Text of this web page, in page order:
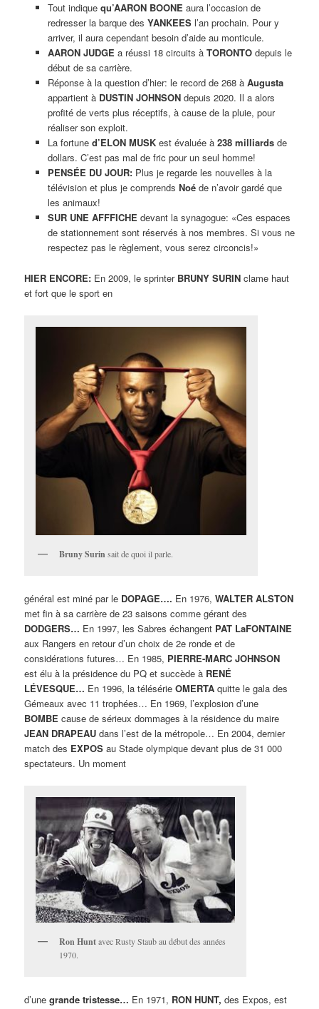
Tout indique qu’AARON BOONE aura l’occasion de
redresser la barque des YANKEESl’an prochain. Pour y
arriver, il aura cependant besoin d’aide au monticule.
AARON JUDGE a réussi 18 circuits à TORONTOdepuis le
début de sa carrière.
Réponse à la question d’hier: le record de 268 à Augusta
appartient à DUSTIN JOHNSONdepuis 2020. Il a alors
profité de verts plus réceptifs, à cause de la pluie, pour
réaliser son exploit.
La fortune d’ELON MUSKest évaluée à 238 milliardsde
dollars. C’est pas mal de fric pour un seul homme!
PENSÉE DU JOUR:Plus je regarde les nouvelles à la
télévision et plus je comprends Noéde n’avoir gardé que
les animaux!
SUR UNE AFFFICHE devant la synagogue: «Ces espaces
de stationnement sont réservés à nos membres. Si vous ne
respectez pas le règlement, vous serez circoncis!»
HIER ENCORE: En 2009, le sprinter BRUNY SURIN clame haut
et fort que le sport en
Bruny Surin sait de quoi il parle.
général est miné par le DOPAGE…. En 1976,WALTER ALSTON
met fin à sa carrière de 23 saisons comme gérant des
DODGERS… En 1997, les Sabres échangent PAT LaFONTAINE
aux Rangers en retour d’un choix de 2e ronde et de
considérations futures… En 1985, PIERRE-MARC JOHNSON
est élu à la présidence du PQ et succède à RENÉ
LÉVESQUE… En 1996, la télésérieOMERTA quitte le gala des
Gémeaux avec 11 trophées… En 1969, l’explosion d’une
BOMBE cause de sérieux dommages à la résidence du maire
JEAN DRAPEAU dans l’est de la métropole… En 2004, dernier
match des EXPOS au Stade olympique devant plus de 31 000
spectateurs. Un moment
Ron Huntavec Rusty Staub au début des années
1970.
d’unegrande tristesse… En 1971, RON HUNT, des Expos, est